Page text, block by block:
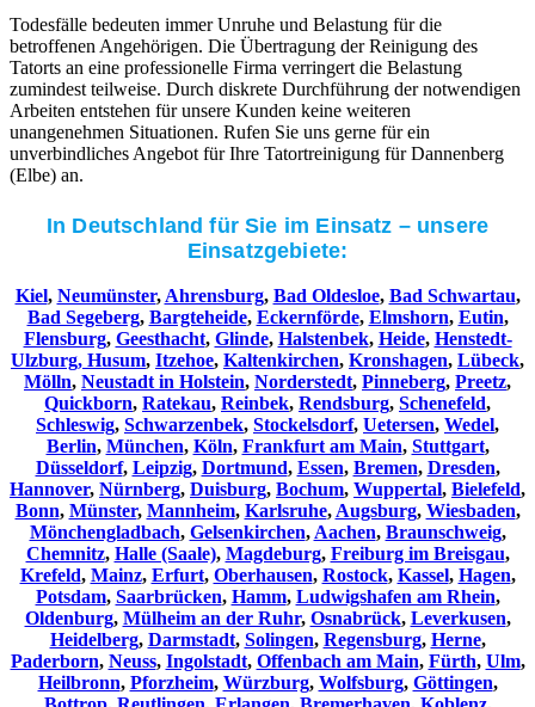
Todesfälle bedeuten immer Unruhe und Belastung für die
betroffenen Angehörigen. Die Übertragung der Reinigung des
Tatorts an eine professionelle Firma verringert die Belastung
zumindest teilweise. Durch diskrete Durchführung der notwendigen
Arbeiten entstehen für unsere Kunden keine weiteren
unangenehmen Situationen. Rufen Sie uns gerne für ein
unverbindliches Angebot für Ihre Tatortreinigung für Dannenberg
(Elbe) an.
In Deutschland für Sie im Einsatz – unsere
Einsatzgebiete:
Kiel, Neumünster, Ahrensburg, Bad Oldesloe, Bad Schwartau,
Bad Segeberg, Bargteheide, Eckernförde, Elmshorn, Eutin,
Flensburg, Geesthacht, Glinde, Halstenbek, Heide, Henstedt-
Ulzburg, Husum, Itzehoe, Kaltenkirchen, Kronshagen, Lübeck,
Mölln, Neustadt in Holstein, Norderstedt, Pinneberg, Preetz,
Quickborn, Ratekau, Reinbek, Rendsburg, Schenefeld,
Schleswig, Schwarzenbek, Stockelsdorf, Uetersen, Wedel,
Berlin, München, Köln, Frankfurt am Main, Stuttgart,
Düsseldorf, Leipzig, Dortmund, Essen, Bremen, Dresden,
Hannover, Nürnberg, Duisburg, Bochum, Wuppertal, Bielefeld,
Bonn, Münster, Mannheim, Karlsruhe, Augsburg, Wiesbaden,
Mönchengladbach, Gelsenkirchen, Aachen, Braunschweig,
Chemnitz⁠, Halle (Saale), Magdeburg, Freiburg im Breisgau,
Krefeld, Mainz, Erfurt, Oberhausen, Rostock, Kassel, Hagen,
Potsdam, Saarbrücken, Hamm, Ludwigshafen am Rhein,
Oldenburg, Mülheim an der Ruhr, Osnabrück, Leverkusen,
Heidelberg, Darmstadt, Solingen, Regensburg, Herne,
Paderborn, Neuss, Ingolstadt, Offenbach am Main, Fürth, Ulm,
Heilbronn, Pforzheim, Würzburg, Wolfsburg, Göttingen,